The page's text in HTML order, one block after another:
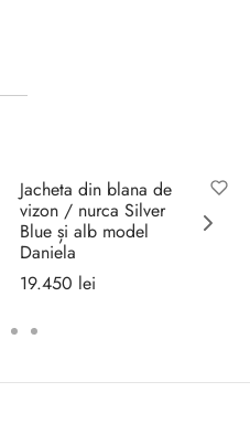
Jacheta din blana de
vizon / nurca Silver
Blue și alb model
Daniela
19.450 lei